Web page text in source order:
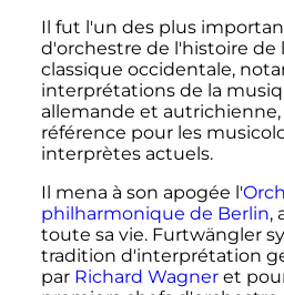
Il fut l'un des plus
d'orchestre de l'histoire de
classique occidentale,
interprétations de la
allemande et
référence pour les
interprètes actuels.
Il mena à son apogée l'
philharmonique de Berlin,
toute sa vie. Furtwängler
tradition d'interprétation
par Richard Wagneret